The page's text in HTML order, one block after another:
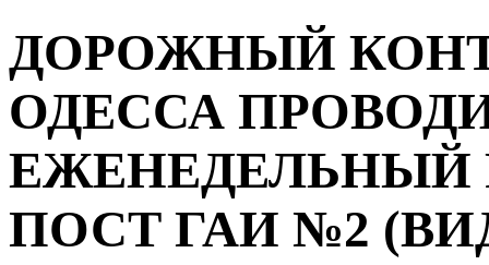
ДОРОЖНЫЙ
ОДЕССА
ЕЖЕНЕДЕЛЬНЫЙ
ПОСТ ГАИ №2